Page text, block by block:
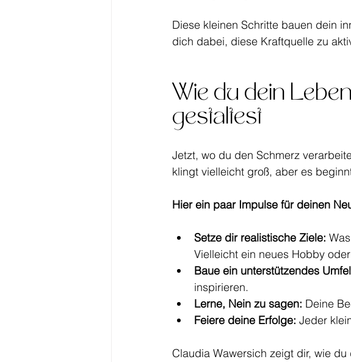
Diese kleinen Schritte bauen dein
dich dabei, diese Kraftquelle zu
Wie du dein
gestaltest
Jetzt, wo du den Schmerz
klingt vielleicht groß, aber es
Hier ein paar Impulse für deinen
Setze dir realistische Ziele:
Vielleicht ein neues Hobby
Baue ein unterstützendes
inspirieren.
Lerne, Nein zu sagen: Deine
Feiere deine Erfolge: Jeder
Claudia Wawersich zeigt dir, wie